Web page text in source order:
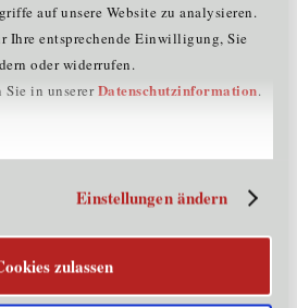
auf unsere Website zu analysieren.
Ihre entsprechende Einwilligung, Sie
oder widerrufen.
Sie in unsererDatenschutzinformation.
Einstellungen ändern
zulassen
SOS-Kinderdorf, proHolz Tirol, HL-
Fassadensanierungen, Tiny